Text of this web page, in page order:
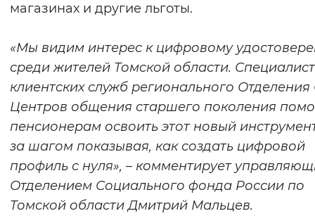
магазинах и другие льготы.
«Мы видим интерес к цифровому
среди жителей Томской области.
клиентских служб регионального
Центров общения старшего поколения
пенсионерам освоить этот новый
за шагом показывая, как создать цифровой
профиль с нуля», – комментирует
Отделением Социального фонда России по
Томской области Дмитрий Мальцев.